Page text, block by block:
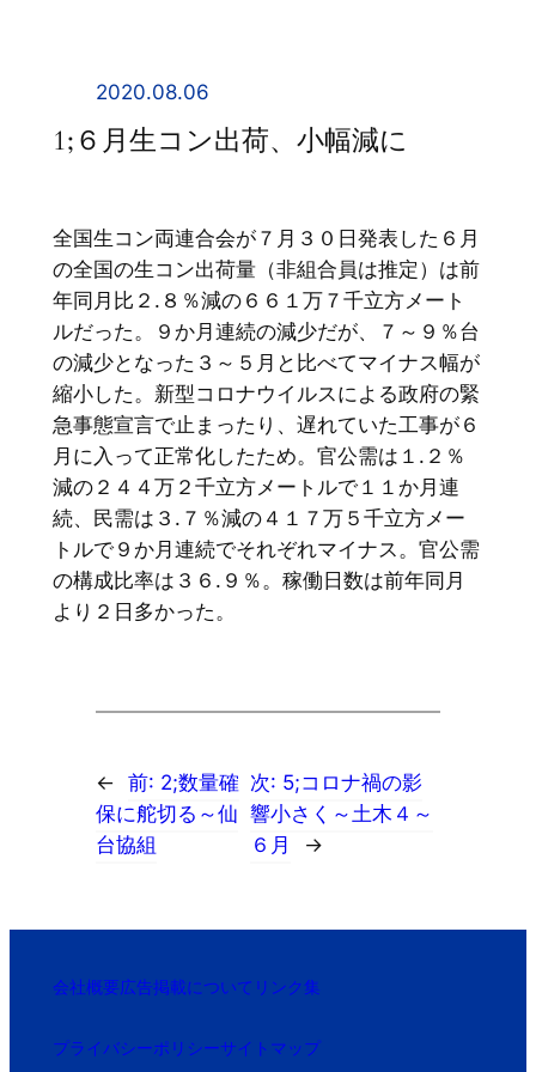
2020.08.06
1;６月生コン出荷、小幅減に
全国生コン両連合会が７月３０日発表した６月
の全国の生コン出荷量（非組合員は推定）は前
年同月比２.８％減の６６１万７千立方メート
ルだった。９か月連続の減少だが、７～９％台
の減少となった３～５月と比べてマイナス幅が
縮小した。新型コロナウイルスによる政府の緊
急事態宣言で止まったり、遅れていた工事が６
月に入って正常化したため。官公需は１.２％
減の２４４万２千立方メートルで１１か月連
続、民需は３.７％減の４１７万５千立方メー
トルで９か月連続でそれぞれマイナス。官公需
の構成比率は３６.９％。稼働日数は前年同月
より２日多かった。
← 前: 2;数量確
保に舵切る～仙
台協組
次: 5;コロナ禍の影
響小さく～土木４～
６月
→
会社概要広告掲載について リンク集
プライバシーポリシーサイトマップ